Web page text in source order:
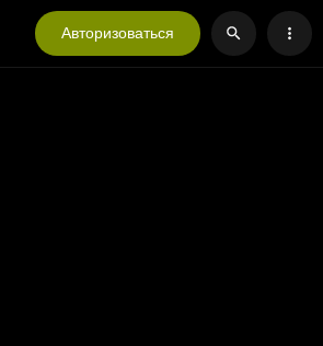
Авторизоваться